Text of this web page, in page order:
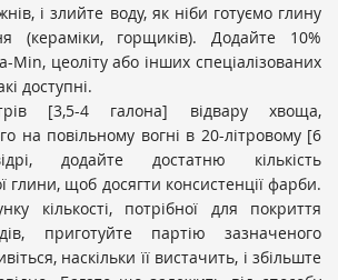
і злийте воду, як ніби готуємо глину
(кераміки, горщиків). Додайте 10%
Min, цеоліту або інших спеціалізованих
доступні.
[3,5-4 галона] відвару хвоща,
на повільному вогні в 20-літровому [6
додайте достатню кількість
глини, щоб досягти консистенції фарби.
кількості, потрібної для покриття
приготуйте партію зазначеного
наскільки її вистачить, і збільште